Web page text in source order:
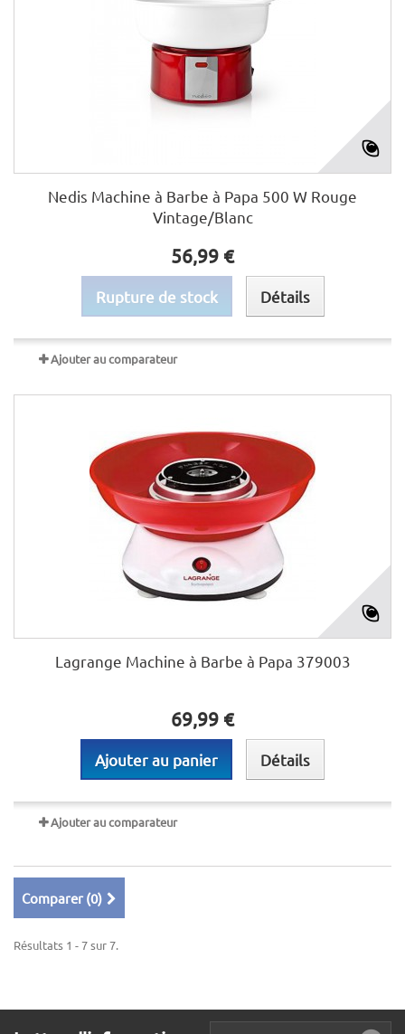
Nedis Machine à Barbe à Papa 500 W Rouge
Vintage/Blanc
56,99 €
Rupture de stock Détails
Ajouter au comparateur
Lagrange Machine à Barbe à Papa 379003
69,99 €
Ajouter au panier Détails
Ajouter au comparateur
Comparer (0)
Résultats 1 - 7 sur 7.